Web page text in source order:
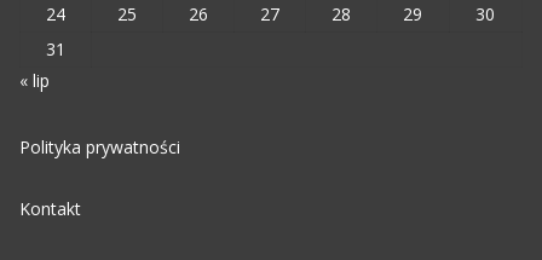
24
25 26 27 28 29
30
31
« lip
Polityka prywatności
Kontakt